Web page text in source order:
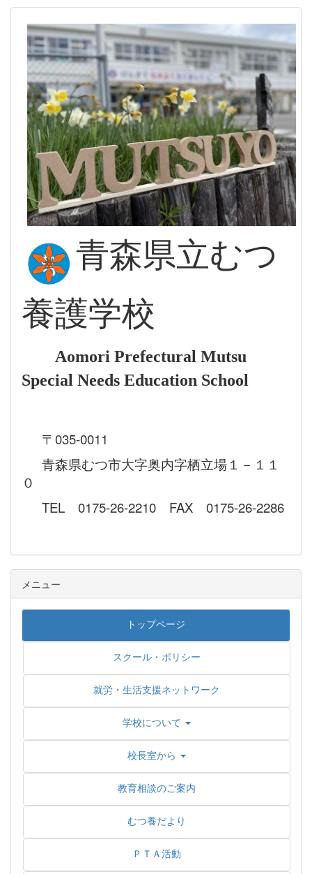
青森県立むつ
養護学校
Aomori Prefectural Mutsu
Special Needs Education School
〒035-0011
青森県むつ市大字奥内字栖立場１－１１
０
TEL 0175-26-2210 FAX 0175-26-2286
メニュー
トップページ
スクール・ポリシー
就労・生活支援ネットワーク
学校について
校長室から
教育相談のご案内
むつ養だより
ＰＴＡ活動